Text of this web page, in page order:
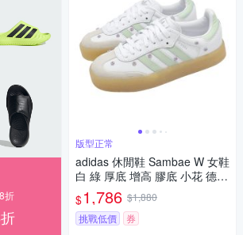
折
版型正常
adidas 休閒鞋 Sambae W 女鞋
白 綠 厚底 增高 膠底 小花 德訓
鞋 JS3954
$1,786 $1,880
挑戰低價
券